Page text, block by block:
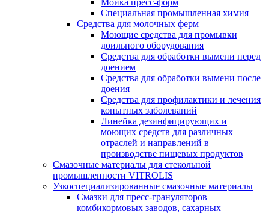
Мойка пресс-форм
Специальная промышленная химия
Средства для молочных ферм
Моющие средства для промывки
доильного оборудования
Средства для обработки вымени перед
доением
Средства для обработки вымени после
доения
Средства для профилактики и лечения
копытных заболеваний
Линейка дезинфицирующих и
моющих средств для различных
отраслей и направлений в
производстве пищевых продуктов
Смазочные материалы для стекольной
промышленности VITROLIS
Узкоспециализированные смазочные материалы
Смазки для пресс-грануляторов
комбикормовых заводов, сахарных